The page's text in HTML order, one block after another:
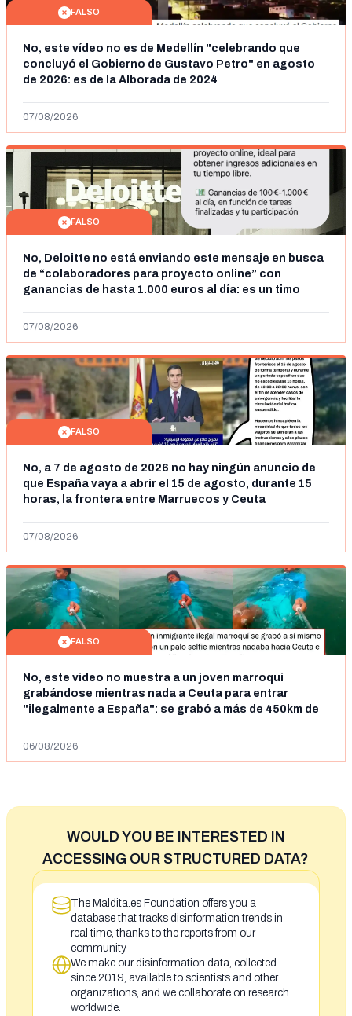
FALSO
No, este vídeo no es de Medellín "celebrando que
concluyó el Gobierno de Gustavo Petro" en agosto
de 2026: es de la Alborada de 2024
07/08/2026
FALSO
No, Deloitte no está enviando este mensaje en busca
de “colaboradores para proyecto online” con
ganancias de hasta 1.000 euros al día: es un timo
07/08/2026
FALSO
No, a 7 de agosto de 2026 no hay ningún anuncio de
que España vaya a abrir el 15 de agosto, durante 15
horas, la frontera entre Marruecos y Ceuta
07/08/2026
FALSO
No, este vídeo no muestra a un joven marroquí
grabándose mientras nada a Ceuta para entrar
"ilegalmente a España": se grabó a más de 450km de
06/08/2026
WOULD YOU BE INTERESTED IN
ACCESSING OUR STRUCTURED DATA?
The Maldita.es Foundation offers you a
database that tracks disinformation trends in
real time, thanks to the reports from our
community
We make our disinformation data, collected
since 2019, available to scientists and other
organizations, and we collaborate on research
worldwide.